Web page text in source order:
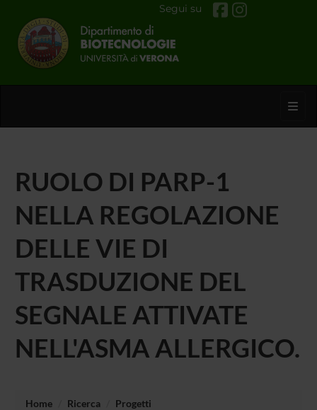
Segui su
RUOLO DI PARP-1
NELLA REGOLAZIONE
DELLE VIE DI
TRASDUZIONE DEL
SEGNALE ATTIVATE
NELL'ASMA ALLERGICO.
Home Ricerca
Progetti